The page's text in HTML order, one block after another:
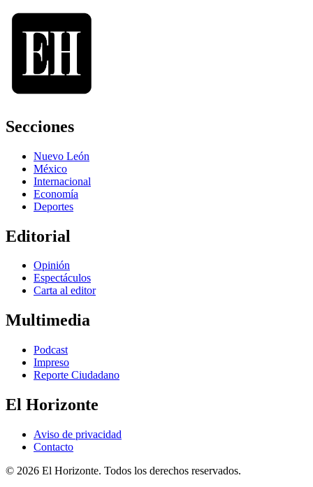
Secciones
Nuevo León
México
Internacional
Economía
Deportes
Editorial
Opinión
Espectáculos
Carta al editor
Multimedia
Podcast
Impreso
Reporte Ciudadano
El Horizonte
Aviso de privacidad
Contacto
© 2026 El Horizonte. Todos los derechos reservados.